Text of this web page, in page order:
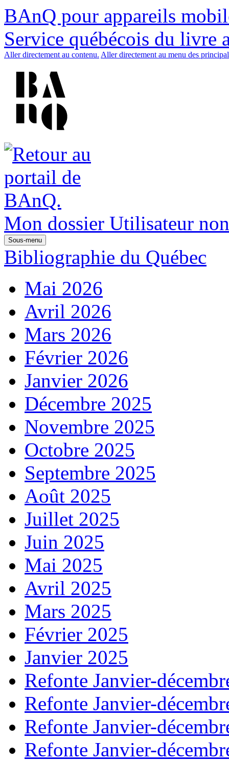
BAnQ pour appareils
Service québécois du livre
Aller directement au contenu. Aller directement au menu des
Mon dossier Utilisateur
Sous-menu
Bibliographie du Québec
Mai 2026
Avril 2026
Mars 2026
Février 2026
Janvier 2026
Décembre 2025
Novembre 2025
Octobre 2025
Septembre 2025
Août 2025
Juillet 2025
Juin 2025
Mai 2025
Avril 2025
Mars 2025
Février 2025
Janvier 2025
Refonte Janvier-
Refonte Janvier-
Refonte Janvier-
Refonte Janvier-